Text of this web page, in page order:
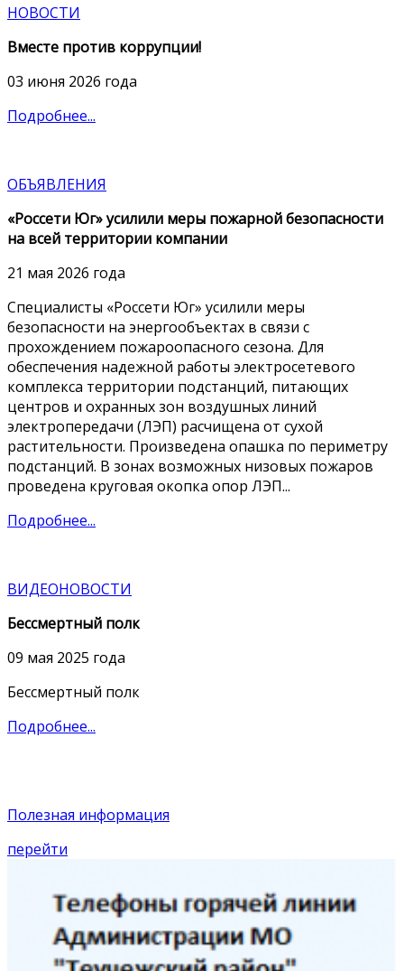
НОВОСТИ
Вместе против коррупции!
03 июня 2026 года
Подробнее...
ОБЪЯВЛЕНИЯ
«Россети Юг» усилили меры пожарной безопасности
на всей территории компании
21 мая 2026 года
Специалисты «Россети Юг» усилили меры
безопасности на энергообъектах в связи с
прохождением пожароопасного сезона. Для
обеспечения надежной работы электросетевого
комплекса территории подстанций, питающих
центров и охранных зон воздушных линий
электропередачи (ЛЭП) расчищена от сухой
растительности. Произведена опашка по периметру
подстанций. В зонах возможных низовых пожаров
проведена круговая окопка опор ЛЭП...
Подробнее...
ВИДЕОНОВОСТИ
Бессмертный полк
09 мая 2025 года
Бессмертный полк
Подробнее...
Полезная информация
перейти